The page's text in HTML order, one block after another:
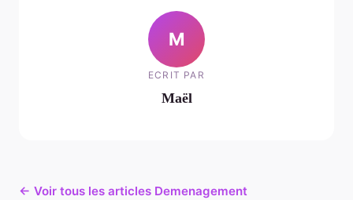
M
ECRIT PAR
Maël
← Voir tous les articles Demenagement